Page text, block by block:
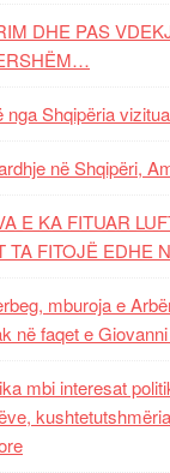
DHE PAS
nga Shqipëria
në Shqipëri,
E KA FITUAR
TA FITOJË EDHE
mburoja e
në faqet e
mbi interesat